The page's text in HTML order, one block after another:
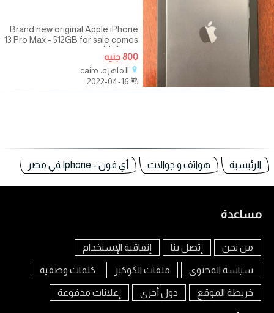
Brand new original Apple iPhone
13 Pro Max - 512GB for sale comes
with 1 year
800 جنيه
القاهرة، cairo
الرئيسية هواتف و جوالات أي فون - Iphone في مصر
مساعدة
من نحن إتصل بنا إتفاقية الإستخدام
سياسة المحتوى ملفات الكوكيز كلمات وصفية
خريطة الموقع دول أخرى إعلانات مدفوعة